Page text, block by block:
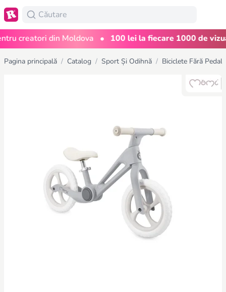
creatori din Moldova • 100 lei la fiecare 1000 de
Pagina principală / Catalog / Sport Și Odihnă / Biciclete Fără Pedale